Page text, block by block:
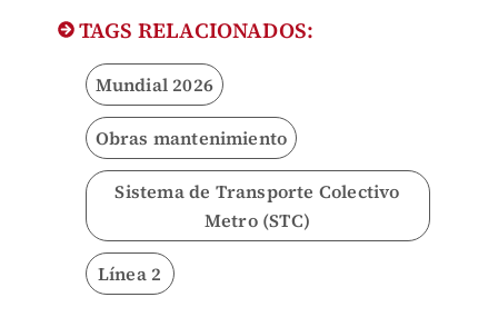
TAGS RELACIONADOS:
Mundial 2026
Obras mantenimiento
Sistema de Transporte Colectivo
Metro (STC)
Línea 2